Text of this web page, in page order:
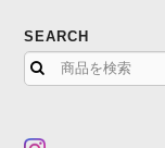
SEARCH